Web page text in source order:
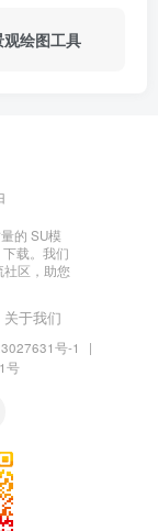
观绘图工具
的 SU模
载。我们
区，助您
关于我们
号-1
|
号